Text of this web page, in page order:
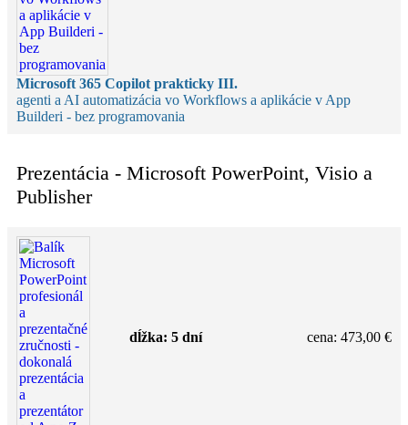
Microsoft 365 Copilot prakticky III.
agenti a AI automatizácia vo Workflows a aplikácie v App
Builderi - bez programovania
Prezentácia - Microsoft PowerPoint, Visio a
Publisher
dĺžka: 5 dní cena: 473,00 €